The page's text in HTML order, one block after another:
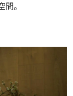
。